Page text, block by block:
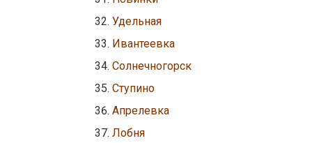
Удельная
Ивантеевка
Солнечногорск
Ступино
Апрелевка
Лобня